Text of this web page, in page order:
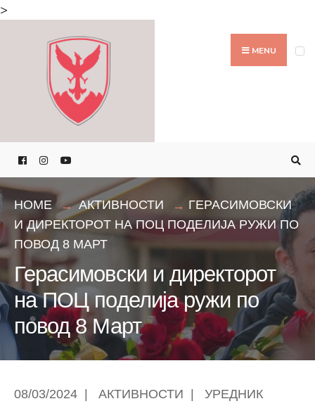
>
MENU
HOME АКТИВНОСТИ
ГЕРАСИМОВСКИ
И ДИРЕКТОРОТ НА ПОЦ ПОДЕЛИЈА РУЖИ ПО
ПОВОД 8 МАРТ
Герасимовски и директорот
на ПОЦ поделија ружи по
повод 8 Март
08/03/2024 АКТИВНОСТИ УРЕДНИК